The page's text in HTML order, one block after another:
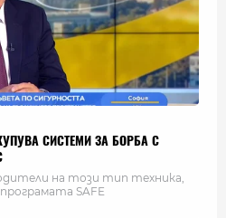
СИСТЕМИ ЗА БОРБА С
на този тип техника,
SAFE